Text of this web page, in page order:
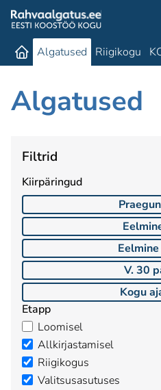
Algatused Riigikogu
Algatused
Filtrid
Kiirpäringud
V. 30
Kogu
Etapp
Loomisel
Allkirjastamisel
Riigikogus
Valitsusasutuses